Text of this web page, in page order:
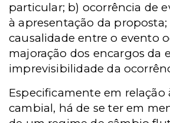
particular; b) ocorrência de
à apresentação da
causalidade entre o evento
majoração dos encargos da
imprevisibilidade da
Especificamente em relação
cambial, há de se ter em